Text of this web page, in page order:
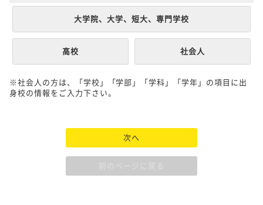
大学院、大学、短大、専門学校
高校 社会人
※社会人の方は、「学校」「学部」「学科」「学年」の項目に出
身校の情報をご入力下さい。
次へ
前のページに戻る